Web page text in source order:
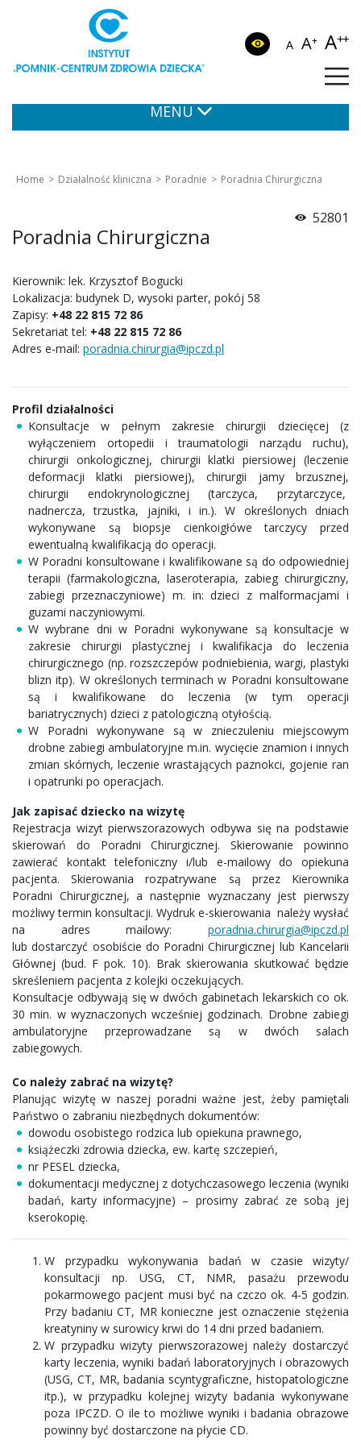
A A+ A++
MENU
Home Działalność kliniczna Poradnie Poradnia Chirurgiczna
52801
Poradnia Chirurgiczna
Kierownik: lek. Krzysztof Bogucki
Lokalizacja: budynek D, wysoki parter, pokój 58
Zapisy: +48 22 815 72 86
Sekretariat tel: +48 22 815 72 86
Adres e-mail: poradnia.chirurgia@ipczd.pl
Profil działalności
Konsultacje w pełnym zakresie chirurgii dziecięcej (z
wyłączeniem ortopedii i traumatologii narządu ruchu),
chirurgii onkologicznej, chirurgii klatki piersiowej (leczenie
deformacji klatki piersiowej), chirurgii jamy brzusznej,
chirurgii endokrynologicznej (tarczyca, przytarczyce,
nadnercza, trzustka, jajniki, i in.). W określonych dniach
wykonywane są biopsje cienkoigłówe tarczycy przed
ewentualną kwalifikacją do operacji.
W Poradni konsultowane i kwalifikowane są do odpowiedniej
terapii (farmakologiczna, laseroterapia, zabieg chirurgiczny,
zabiegi przeznaczyniowe) m. in: dzieci z malformacjami i
guzami naczyniowymi.
W wybrane dni w Poradni wykonywane są konsultacje w
zakresie chirurgii plastycznej i kwalifikacja do leczenia
chirurgicznego (np. rozszczepów podniebienia, wargi, plastyki
blizn itp). W określonych terminach w Poradni konsultowane
są i kwalifikowane do leczenia (w tym operacji
bariatrycznych) dzieci z patologiczną otyłością.
W Poradni wykonywane są w znieczuleniu miejscowym
drobne zabiegi ambulatoryjne m.in. wycięcie znamion i innych
zmian skórnych, leczenie wrastających paznokci, gojenie ran
i opatrunki po operacjach.
Jak zapisać dziecko na wizytę
Rejestracja wizyt pierwszorazowych odbywa się na podstawie
skierowań do Poradni Chirurgicznej. Skierowanie powinno
zawierać kontakt telefoniczny i/lub e-mailowy do opiekuna
pacjenta. Skierowania rozpatrywane są przez Kierownika
Poradni Chirurgicznej, a następnie wyznaczany jest pierwszy
możliwy termin konsultacji. Wydruk e-skierowania należy wysłać
na adres mailowy: poradnia.chirurgia@ipczd.pl
lub dostarczyć osobiście do Poradni Chirurgicznej lub Kancelarii
Głównej (bud. F pok. 10). Brak skierowania skutkować będzie
skreśleniem pacjenta z kolejki oczekujących.
Konsultacje odbywają się w dwóch gabinetach lekarskich co ok.
30 min. w wyznaczonych wcześniej godzinach. Drobne zabiegi
ambulatoryjne przeprowadzane są w dwóch salach
zabiegowych.
Co należy zabrać na wizytę?
Planując wizytę w naszej poradni ważne jest, żeby pamiętali
Państwo o zabraniu niezbędnych dokumentów:
dowodu osobistego rodzica lub opiekuna prawnego,
książeczki zdrowia dziecka, ew. kartę szczepień,
nr PESEL dziecka,
dokumentacji medycznej z dotychczasowego leczenia (wyniki
badań, karty informacyjne) – prosimy zabrać ze sobą jej
kserokopię.
W przypadku wykonywania badań w czasie wizyty/
konsultacji np. USG, CT, NMR, pasażu przewodu
pokarmowego pacjent musi być na czczo ok. 4-5 godzin.
Przy badaniu CT, MR konieczne jest oznaczenie stężenia
kreatyniny w surowicy krwi do 14 dni przed badaniem.
W przypadku wizyty pierwszorazowej należy dostarczyć
karty leczenia, wyniki badań laboratoryjnych i obrazowych
(USG, CT, MR, badania scyntygraficzne, histopatologiczne
itp.), w przypadku kolejnej wizyty badania wykonywane
poza IPCZD. O ile to możliwe wyniki i badania obrazowe
powinny być dostarczone na płycie CD.